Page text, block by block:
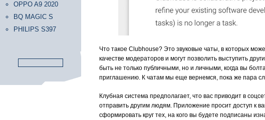
OPPO A9 2020
BQ MAGIC S
PHILIPS S397
Что такое Clubhouse? Это звуковые чаты, в которых
качестве модераторов и могут позволить выступить
быть не только публичными, но и личными, когда вы
приглашению. К чатам мы еще вернемся, пока же пара
Клубная система предполагает, что вас приводит в
отправить другим людям. Приложение просит доступ к
сформировать круг тех, на кого вы будете подписаны